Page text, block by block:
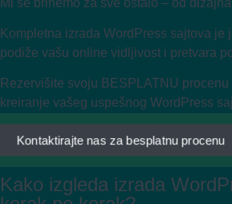
Kompletna izrada WordPress sajtova je
podiže vašu online vidljivost i pretvara
Rezervišite svoju BESPLATNU
kreiranje vašeg uspešnog WordPress
Kontaktirajte nas za besplatnu procenu
Kako izgleda izrada